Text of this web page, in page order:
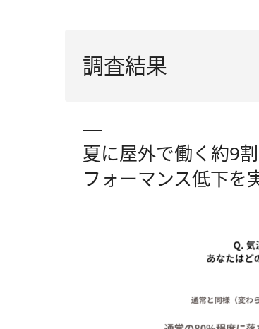
調査結果
夏に屋外で働く約9
フォーマンス低下を